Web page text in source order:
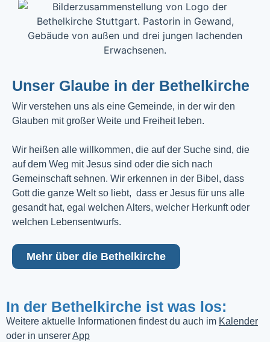
Unser Glaube in der Bethelkirche
Wir verstehen uns als eine Gemeinde, in der wir den
Glauben mit großer Weite und Freiheit leben.
Wir heißen alle willkommen, die auf der Suche sind, die
auf dem Weg mit Jesus sind oder die sich nach
Gemeinschaft sehnen. Wir erkennen in der Bibel, dass
Gott die ganze Welt so liebt, dass er Jesus für uns alle
gesandt hat, egal welchen Alters, welcher Herkunft oder
welchen Lebensentwurfs.
Mehr über die Bethelkirche
In der Bethelkirche ist was los:
Weitere aktuelle Informationen findest du auch im Kalender
oder in unsererApp